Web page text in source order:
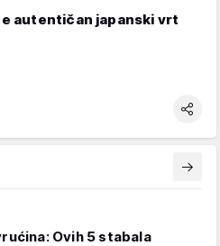
autentičan japanski vrt
Ovih 5 stabala